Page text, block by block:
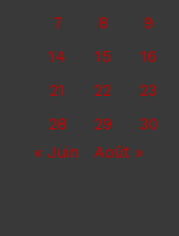
7
8 9
14
15 16
21
22 23
28
29 30
« Juin
Août »